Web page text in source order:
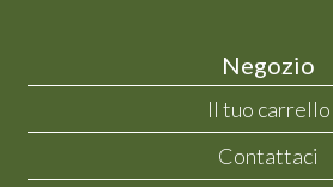
Negozio
Il tuo carrello
Contattaci